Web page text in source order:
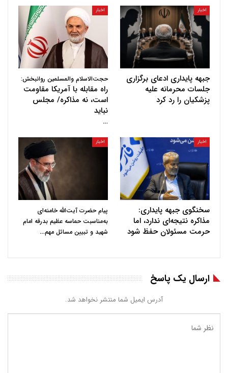
اخبار
جبهه پایداری ادعای برگزاری
جلسات محرمانه علیه
پزشکیان را رد کرد
اخبار
حجت‌الاسلام والمسلمین روانبخش:
راه مقابله با آمریکا مقاومت
است، نه مذاکره/ مجلس
نباید
…
اخبار
سخنگوی جبهه پایداری:
مذاکره نتیجه‌ای ندارد، اما
حرمت مسئولان حفظ شود
اخبار
پیام حضرت آیت‌الله خامنه‌ای
به‌مناسبت حماسه عظیم بدرقه امام
شهید و تبیین مسائل مهم…
ارسال یک پاسخ
آدرس ایمیل شما منتشر نخواهد شد.